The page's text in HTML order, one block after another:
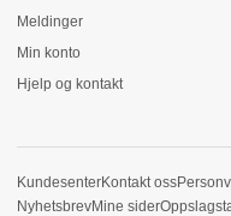
Meldinger
Min konto
Hjelp og kontakt
KundesenterKontakt oss
NyhetsbrevMine sider